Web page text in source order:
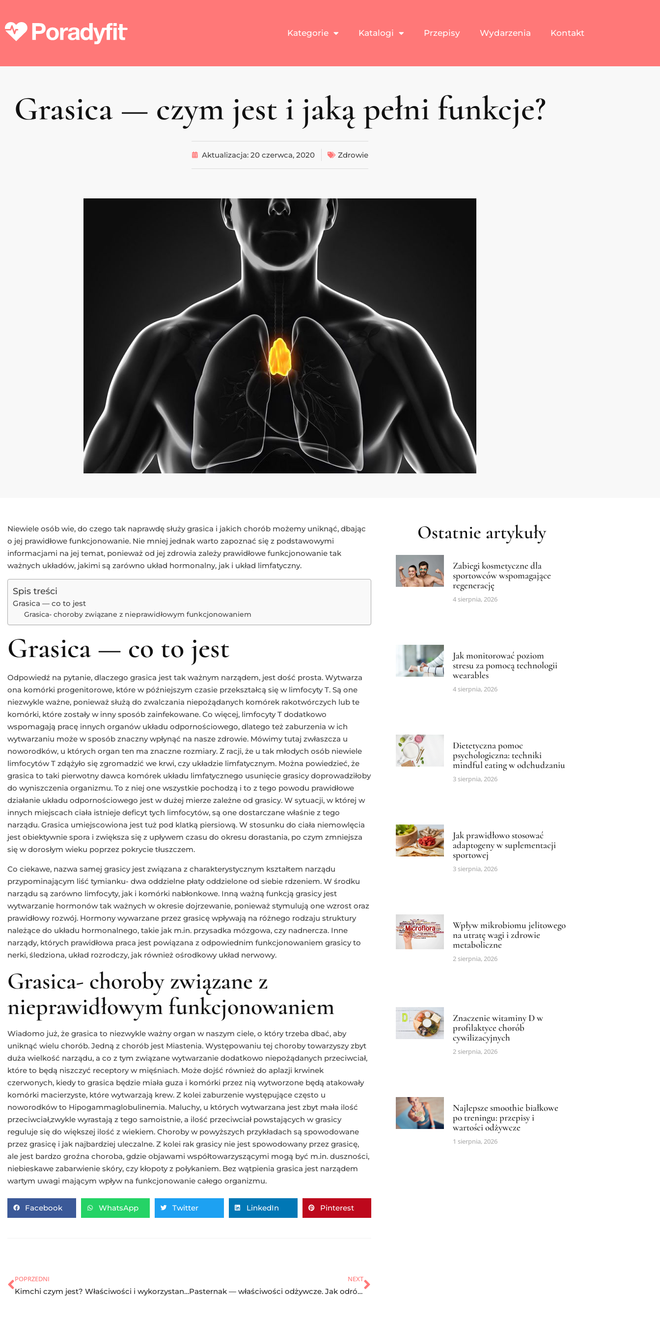
Kategorie Katalogi Przepisy Wydarzenia Kontakt
Grasica — czym jest i jaką pełni funkcje?
Aktualizacja: 20 czerwca, 2020 Zdrowie
Niewiele osób wie, do czego tak naprawdę służy grasica i jakich chorób możemy uniknąć, dbając
o jej prawidłowe funkcjonowanie. Nie mniej jednak warto zapoznać się z podstawowymi
informacjami na jej temat, ponieważ od jej zdrowia zależy prawidłowe funkcjonowanie tak
ważnych układów, jakimi są zarówno układ hormonalny, jak i układ limfatyczny.
Spis treści
Grasica — co to jest
Grasica- choroby związane z nieprawidłowym funkcjonowaniem
Grasica — co to jest
Odpowiedź na pytanie, dlaczego grasica jest tak ważnym narządem, jest dość prosta. Wytwarza
ona komórki progenitorowe, które w późniejszym czasie przekształcą się w limfocyty T. Są one
niezwykle ważne, ponieważ służą do zwalczania niepożądanych komórek rakotwórczych lub te
komórki, które zostały w inny sposób zainfekowane. Co więcej, limfocyty T dodatkowo
wspomagają pracę innych organów układu odpornościowego, dlatego też zaburzenia w ich
wytwarzaniu może w sposób znaczny wpłynąć na nasze zdrowie. Mówimy tutaj zwłaszcza u
noworodków, u których organ ten ma znaczne rozmiary. Z racji, że u tak młodych osób niewiele
limfocytów T zdążyło się zgromadzić we krwi, czy układzie limfatycznym. Można powiedzieć, że
grasica to taki pierwotny dawca komórek układu limfatycznego usunięcie grasicy doprowadziłoby
do wyniszczenia organizmu. To z niej one wszystkie pochodzą i to z tego powodu prawidłowe
działanie układu odpornościowego jest w dużej mierze zależne od grasicy. W sytuacji, w której w
innych miejscach ciała istnieje deficyt tych limfocytów, są one dostarczane właśnie z tego
narządu. Grasica umiejscowiona jest tuż pod klatką piersiową. W stosunku do ciała niemowlęcia
jest obiektywnie spora i zwiększa się z upływem czasu do okresu dorastania, po czym zmniejsza
się w dorosłym wieku poprzez pokrycie tłuszczem.
Co ciekawe, nazwa samej grasicy jest związana z charakterystycznym kształtem narządu
przypominającym liść tymianku- dwa oddzielne płaty oddzielone od siebie rdzeniem. W środku
narządu są zarówno limfocyty, jak i komórki nabłonkowe. Inną ważną funkcją grasicy jest
wytwarzanie hormonów tak ważnych w okresie dojrzewanie, ponieważ stymulują one wzrost oraz
prawidłowy rozwój. Hormony wywarzane przez grasicę wpływają na różnego rodzaju struktury
należące do układu hormonalnego, takie jak m.in. przysadka mózgowa, czy nadnercza. Inne
narządy, których prawidłowa praca jest powiązana z odpowiednim funkcjonowaniem grasicy to
nerki, śledziona, układ rozrodczy, jak również ośrodkowy układ nerwowy.
Grasica- choroby związane z
nieprawidłowym funkcjonowaniem
Wiadomo już, że grasica to niezwykle ważny organ w naszym ciele, o który trzeba dbać, aby
uniknąć wielu chorób. Jedną z chorób jest Miastenia. Występowaniu tej choroby towarzyszy zbyt
duża wielkość narządu, a co z tym związane wytwarzanie dodatkowo niepożądanych przeciwciał,
które to będą niszczyć receptory w mięśniach. Może dojść również do aplazji krwinek
czerwonych, kiedy to grasica będzie miała guza i komórki przez nią wytworzone będą atakowały
komórki macierzyste, które wytwarzają krew. Z kolei zaburzenie występujące często u
noworodków to Hipogammaglobulinemia. Maluchy, u których wytwarzana jest zbyt mała ilość
przeciwciał,zwykle wyrastają z tego samoistnie, a ilość przeciwciał powstających w grasicy
reguluje się do większej ilość z wiekiem. Choroby w powyższych przykładach są spowodowane
przez grasicę i jak najbardziej uleczalne. Z kolei rak grasicy nie jest spowodowany przez grasicę,
ale jest bardzo groźna choroba, gdzie objawami współtowarzyszącymi mogą być m.in. duszności,
niebieskawe zabarwienie skóry, czy kłopoty z połykaniem. Bez wątpienia grasica jest narządem
wartym uwagi mającym wpływ na funkcjonowanie całego organizmu.
Facebook WhatsApp Twitter LinkedIn Pinterest
POPRZEDNI
Kimchi czym jest? Właściwości i wykorzystanie
NEXT
Pasternak — właściwości odżywcze. Jak odróżnić od pietruszki?
Ostatnie artykuły
Zabiegi kosmetyczne dla
sportowców wspomagające
regenerację
4 sierpnia, 2026
Jak monitorować poziom
stresu za pomocą technologii
wearables
4 sierpnia, 2026
Dietetyczna pomoc
psychologiczna: techniki
mindful eating w odchudzaniu
3 sierpnia, 2026
Jak prawidłowo stosować
adaptogeny w suplementacji
sportowej
3 sierpnia, 2026
Wpływ mikrobiomu jelitowego
na utratę wagi i zdrowie
metaboliczne
2 sierpnia, 2026
Znaczenie witaminy D w
profilaktyce chorób
cywilizacyjnych
2 sierpnia, 2026
Najlepsze smoothie białkowe
po treningu: przepisy i
wartości odżywcze
1 sierpnia, 2026